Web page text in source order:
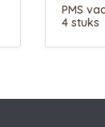
PMS
4 stuks